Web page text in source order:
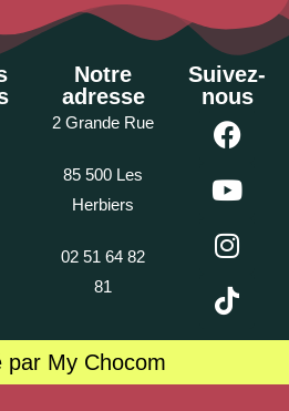
Notre
adresse
2 Grande Rue
85 500 Les
Herbiers
02 51 64 82
81
Suivez-
nous
par My Chocom